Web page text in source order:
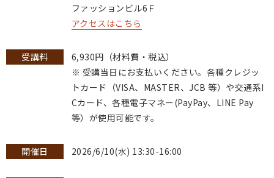
ファッションビル6Ｆ
アクセスはこちら
受講料
6,930円（材料費・税込）
※ 受講当日にお支払いください。各種クレジッ
トカード（VISA、MASTER、JCB 等）や交通系I
Cカード、各種電子マネー(PayPay、LINE Pay
等）が使用可能です。
開催日 2026/6/10(水) 13:30-16:00